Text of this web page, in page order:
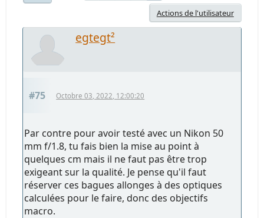
Actions de l'utilisateur
egtegt²
#75 Octobre 03, 2022, 12:00:20
Par contre pour avoir testé avec un Nikon 50
mm f/1.8, tu fais bien la mise au point à
quelques cm mais il ne faut pas être trop
exigeant sur la qualité. Je pense qu'il faut
réserver ces bagues allonges à des optiques
calculées pour le faire, donc des objectifs
macro.